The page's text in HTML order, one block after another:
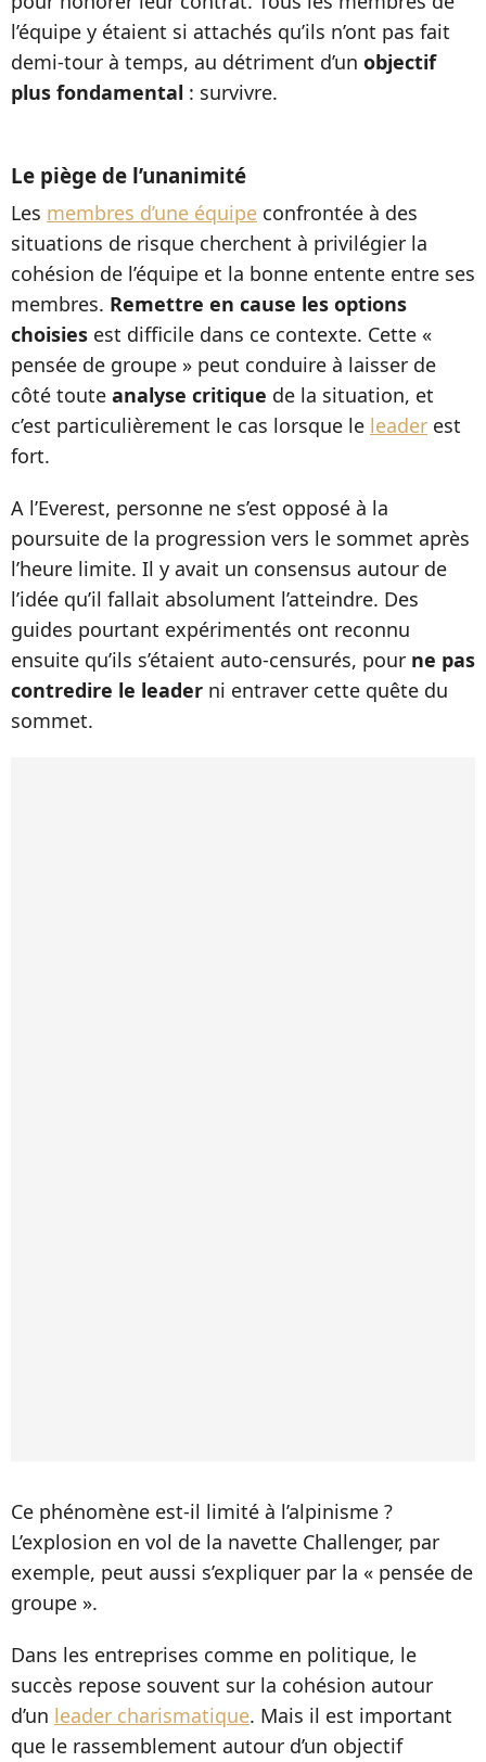
l’équipe y étaient si attachés qu’ils n’ont pas fait
demi-tour à temps, au détriment d’un objectif
plus fondamental : survivre.
Le piège de l’unanimité
Les membres d’une équipe confrontée à des
situations de risque cherchent à privilégier la
cohésion de l’équipe et la bonne entente entre ses
membres. Remettre en cause les options
choisies est difficile dans ce contexte. Cette «
pensée de groupe » peut conduire à laisser de
côté toute analyse critique de la situation, et
c’est particulièrement le cas lorsque le leader est
fort.
A l’Everest, personne ne s’est opposé à la
poursuite de la progression vers le sommet après
l’heure limite. Il y avait un consensus autour de
l’idée qu’il fallait absolument l’atteindre. Des
guides pourtant expérimentés ont reconnu
ensuite qu’ils s’étaient auto-censurés, pour ne pas
contredire le leader ni entraver cette quête du
sommet.
Ce phénomène est-il limité à l’alpinisme ?
L’explosion en vol de la navette Challenger, par
exemple, peut aussi s’expliquer par la « pensée de
groupe ».
Dans les entreprises comme en politique, le
succès repose souvent sur la cohésion autour
d’un leader charismatique. Mais il est important
que le rassemblement autour d’un objectif